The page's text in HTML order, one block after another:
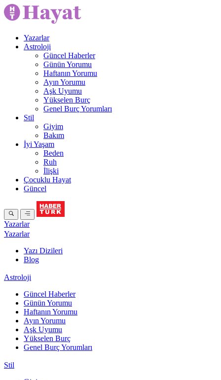
Yazarlar
Astroloji
Güncel Haberler
Günün Yorumu
Haftanın Yorumu
Ayın Yorumu
Aşk Uyumu
Yükselen Burç
Genel Burç Yorumları
Stil
Giyim
Bakım
İyi Yaşam
Beden
Ruh
İlişki
Çocuklu Hayat
Güncel
Yazarlar
Yazarlar
Yazı Dizileri
Blog
Astroloji
Güncel Haberler
Günün Yorumu
Haftanın Yorumu
Ayın Yorumu
Aşk Uyumu
Yükselen Burç
Genel Burç Yorumları
Stil